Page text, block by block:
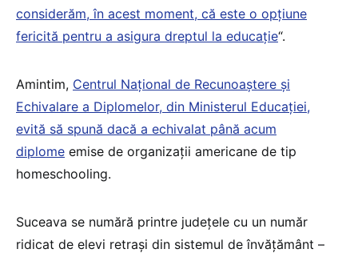
considerăm, în acest moment, că este o opțiune
fericită pentru a asigura dreptul la educație“.
Amintim, Centrul Național de Recunoaștere și
Echivalare a Diplomelor, din Ministerul Educației,
evită să spună dacă a echivalat până acum
diplome emise de organizații americane de tip
homeschooling.
Suceava se numără printre județele cu un număr
ridicat de elevi retrași din sistemul de învățământ –